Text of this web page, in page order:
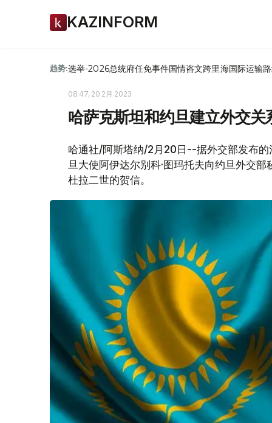
KAZINFORM
趋势:选举-2026总统府任免事件国情咨文跨里海国际运输
08:47, 20 2月 2023
哈萨克斯坦和约旦建立外交关
哈通社/阿斯塔纳/2月20日--据外交部发布
旦大使阿伊达尔别科·图玛托夫向约旦外交
杜拉二世的贺信。